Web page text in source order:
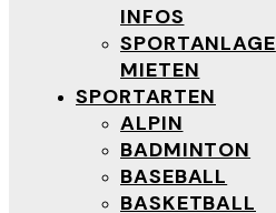
INFOS
SPORTANLAGE
MIETEN
SPORTARTEN
ALPIN
BADMINTON
BASEBALL
BASKETBALL